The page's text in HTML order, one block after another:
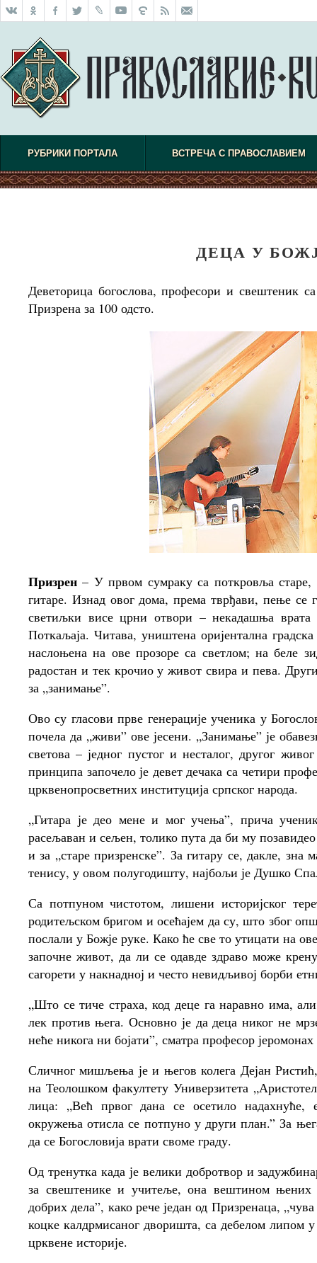
РУБРИКИ ПОРТАЛА ВСТРЕЧА С ПРАВОСЛАВИЕМ
ДЕЦА У
Деветорица богослова, професори и свештеник
Призрена за 100 одсто.
Призрен – У првом сумраку са поткровља старе,
гитаре. Изнад овог дома, према тврђави, пење се
светиљки висе црни отвори – некадашња
Поткаљаја. Читава, уништена оријентална
наслоњена на ове прозоре са светлом; на беле
радостан и тек крочио у живот свира и пева.
за „занимање”.
Ово су гласови прве генерације ученика у
почела да „живи” ове јесени. „Занимање” је
светова – једног пустог и несталог, другог
принципа започело је девет дечака са четири
црквенопросветних институција српског народа.
„Гитара је део мене и мог учења”, прича
расељаван и сељен, толико пута да би му
и за „старе призренске”. За гитару се, дакле,
тенису, у овом полугодишту, најбољи је Душко
Са потпуном чистотом, лишени историјског
родитељском бригом и осећајем да су, што због
послали у Божје руке. Како ће све то утицати на
започне живот, да ли се одавде здраво може
сагорети у накнадној и често невидљивој борби
„Што се тиче страха, код деце га наравно има,
лек против њега. Основно је да деца никог не
неће никога ни бојати”, сматра професор
Сличног мишљења је и његов колега Дејан
на Теолошком факултету Универзитета
лица: „Већ првог дана се осетило надахнуће,
окружења отисла се потпуно у други план.” За
да се Богословија врати своме граду.
Од тренутка када је велики добротвор и
за свештенике и учитеље, она вештином
добрих дела”, како рече један од Призренаца,
коцке калдрмисаног дворишта, са дебелом липом
црквене историје.